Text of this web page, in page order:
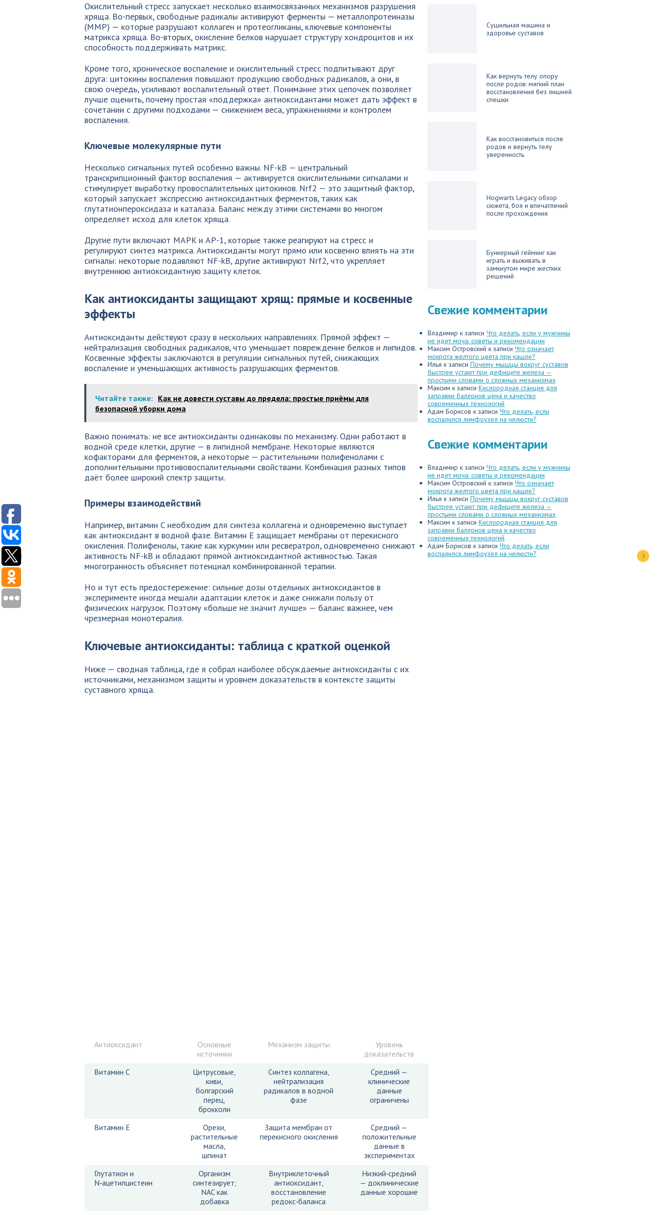
Окислительный стресс запускает несколько взаимосвязанных механизмов разрушения
хряща. Во-первых, свободные радикалы активируют ферменты — металлопротеиназы
(MMP) — которые разрушают коллаген и протеогликаны, ключевые компоненты
матрикса хряща. Во-вторых, окисление белков нарушает структуру хондроцитов и их
способность поддерживать матрикс.
Кроме того, хроническое воспаление и окислительный стресс подпитывают друг
друга: цитокины воспаления повышают продукцию свободных радикалов, а они, в
свою очередь, усиливают воспалительный ответ. Понимание этих цепочек позволяет
лучше оценить, почему простая «поддержка» антиоксидантами может дать эффект в
сочетании с другими подходами — снижением веса, упражнениями и контролем
воспаления.
Ключевые молекулярные пути
Несколько сигнальных путей особенно важны. NF-kB — центральный
транскрипционный фактор воспаления — активируется окислительными сигналами и
стимулирует выработку провоспалительных цитокинов. Nrf2 — это защитный фактор,
который запускает экспрессию антиоксидантных ферментов, таких как
глутатионпероксидаза и каталаза. Баланс между этими системами во многом
определяет исход для клеток хряща.
Другие пути включают MAPK и AP-1, которые также реагируют на стресс и
регулируют синтез матрикса. Антиоксиданты могут прямо или косвенно влиять на эти
сигналы: некоторые подавляют NF-kB, другие активируют Nrf2, что укрепляет
внутреннюю антиоксидантную защиту клеток.
Как антиоксиданты защищают хрящ: прямые и косвенные
эффекты
Антиоксиданты действуют сразу в нескольких направлениях. Прямой эффект —
нейтрализация свободных радикалов, что уменьшает повреждение белков и липидов.
Косвенные эффекты заключаются в регуляции сигнальных путей, снижающих
воспаление и уменьшающих активность разрушающих ферментов.
Читайте также: Как не довести суставы до предела: простые приёмы для
безопасной уборки дома
Важно понимать: не все антиоксиданты одинаковы по механизму. Одни работают в
водной среде клетки, другие — в липидной мембране. Некоторые являются
кофакторами для ферментов, а некоторые — растительными полифенолами с
дополнительными противовоспалительными свойствами. Комбинация разных типов
даёт более широкий спектр защиты.
Примеры взаимодействий
Например, витамин C необходим для синтеза коллагена и одновременно выступает
как антиоксидант в водной фазе. Витамин E защищает мембраны от перекисного
окисления. Полифенолы, такие как куркумин или ресвератрол, одновременно снижают
активность NF-kB и обладают прямой антиоксидантной активностью. Такая
многогранность объясняет потенциал комбинированной терапии.
Но и тут есть предостережение: сильные дозы отдельных антиоксидантов в
эксперименте иногда мешали адаптации клеток и даже снижали пользу от
физических нагрузок. Поэтому «больше не значит лучше» — баланс важнее, чем
чрезмерная монотералия.
Ключевые антиоксиданты: таблица с краткой оценкой
Ниже — сводная таблица, где я собрал наиболее обсуждаемые антиоксиданты с их
источниками, механизмом защиты и уровнем доказательств в контексте защиты
суставного хряща.
Антиоксидант
Основные
источники
Механизм защиты
Уровень
доказательств
Витамин C
Цитрусовые,
киви,
болгарский
перец,
брокколи
Синтез коллагена,
нейтрализация
радикалов в водной
фазе
Средний —
клинические
данные
ограничены
Витамин E
Орехи,
растительные
масла,
шпинат
Защита мембран от
перекисного окисления
Средний —
положительные
данные в
экспериментах
Глутатион и
N‑ацетилцистеин
Организм
синтезирует;
NAC как
добавка
Внутриклеточный
антиоксидант,
восстановление
редокс‑баланса
Низкий‑средний
— доклинические
данные хорошие
Сушильная машина и
здоровье суставов
Как вернуть телу опору
после родов: мягкий план
восстановления без лишней
спешки
Как восстановиться после
родов и вернуть телу
уверенность
Hogwarts Legacy обзор
сюжета, боя и впечатлений
после прохождения
Бункерный гейминг как
играть и выживать в
замкнутом мире жестких
решений
Свежие комментарии
Владимир к записи Что делать, если у мужчины
не идет моча: советы и рекомендации
Максим Островский к записи Что означает
мокрота желтого цвета при кашле?
Илья к записи Почему мышцы вокруг суставов
быстрее устают при дефиците железа —
простыми словами о сложных механизмах
Максим к записи Кислородная станция для
заправки баллонов цена и качество
современных технологий
Адам Борисов к записи Что делать, если
воспалился лимфоузел на челюсти?
Свежие комментарии
Владимир к записи Что делать, если у мужчины
не идет моча: советы и рекомендации
Максим Островский к записи Что означает
мокрота желтого цвета при кашле?
Илья к записи Почему мышцы вокруг суставов
быстрее устают при дефиците железа —
простыми словами о сложных механизмах
Максим к записи Кислородная станция для
заправки баллонов цена и качество
современных технологий
Адам Борисов к записи Что делать, если
воспалился лимфоузел на челюсти?